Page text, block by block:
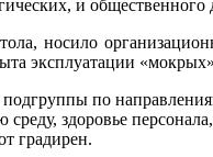
и
носило
эксплуатации
по
здоровье
градирен.